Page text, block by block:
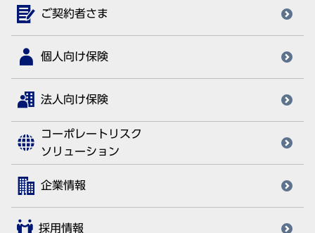
ご契約者さま
個人向け保険
法人向け保険
コーポレートリスク
ソリューション
企業情報
採用情報